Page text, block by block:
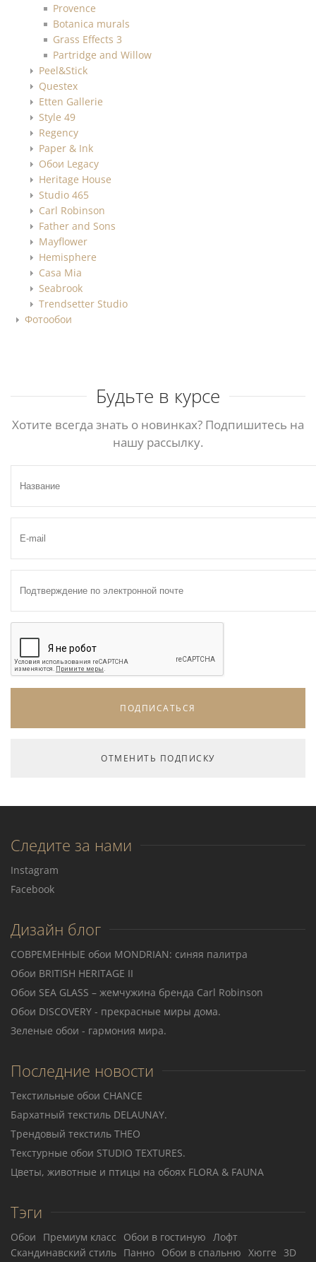
Provence
Botanica murals
Grass Effects 3
Partridge and Willow
Peel&Stick
Questex
Etten Gallerie
Style 49
Regency
Paper & Ink
Обои Legacy
Heritage House
Studio 465
Carl Robinson
Father and Sons
Mayflower
Hemisphere
Casa Mia
Seabrook
Trendsetter Studio
Фотообои
Будьте в курсе
Хотите всегда знать о новинках? Подпишитесь на
нашу рассылку.
Следите за нами
Instagram
Facebook
Дизайн блог
СОВРЕМЕННЫЕ обои MONDRIAN: синяя палитра
Обои BRITISH HERITAGE II
Обои SEA GLASS – жемчужина бренда Carl Robinson
Обои DISCOVERY - прекрасные миры дома.
Зеленые обои - гармония мира.
Последние новости
Текстильные обои CHANCE
Бархатный текстиль DELAUNAY.
Трендовый текстиль THEO
Teкстурные обои STUDIO TEXTURES.
Цветы, животные и птицы на обоях FLORA & FAUNA
Тэги
Обои Премиум класс Обои в гостиную Лофт
Скандинавский стиль Панно Обои в спальню Хюгге
3D